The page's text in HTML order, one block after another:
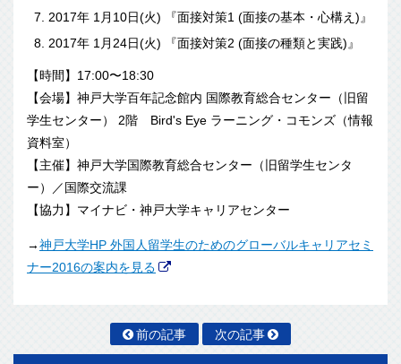
2017年 1月10日(火) 『面接対策1 (面接の基本・心構え)』
2017年 1月24日(火) 『面接対策2 (面接の種類と実践)』
【時間】17:00〜18:30
【会場】神戸大学百年記念館内 国際教育総合センター（旧留
学生センター） 2階 Bird's Eye ラーニング・コモンズ（情報
資料室）
【主催】神戸大学国際教育総合センター（旧留学生センタ
ー）／国際交流課
【協力】マイナビ・神戸大学キャリアセンター
→神戸大学HP 外国人留学生のためのグローバルキャリアセミ
ナー2016の案内を見る
前の記事 次の記事